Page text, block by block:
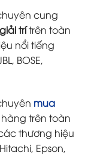
cung
giải trítrên toàn
nổi tiếng
BOSE,
mua
trên toàn
thương hiệu
Epson,